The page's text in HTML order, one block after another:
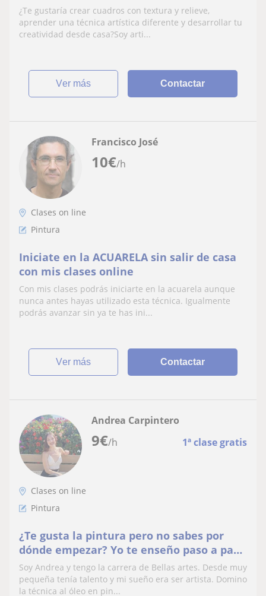
¿Te gustaría crear cuadros con textura y relieve,
aprender una técnica artística diferente y desarrollar tu
creatividad desde casa?Soy arti...
ver más Contactar
10€/h
Francisco José
Clases on line
Pintura
Iniciate en la ACUARELA sin salir de casa
con mis clases online
Con mis clases podrás iniciarte en la acuarela aunque
nunca antes hayas utilizado esta técnica. Igualmente
podrás avanzar sin ya te has ini...
ver más Contactar
9€/h 1ª clase gratis
Andrea Carpintero
Clases on line
Pintura
¿Te gusta la pintura pero no sabes por
dónde empezar? Yo te enseño paso a paso
a comenzar a dibujar y pintar
Soy Andrea y tengo la carrera de Bellas artes. Desde muy
pequeña tenía talento y mi sueño era ser artista. Domino
la técnica al óleo en pin...